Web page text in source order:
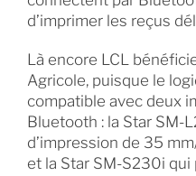
d’imprimer les reçus
Là encore LCL
Agricole, puisque le
compatible avec deux
Bluetooth : la Star SM-
d’impression de 35
et la Star SM-S230i qui